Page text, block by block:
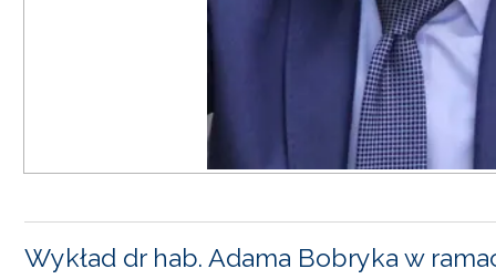
Wykład dr hab. Adama Bobryka w